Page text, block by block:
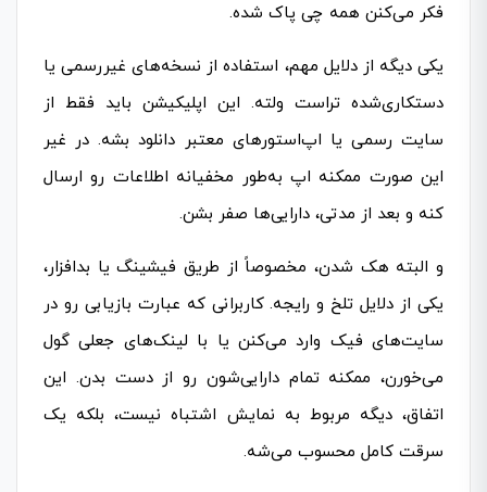
فکر می‌کنن همه چی پاک شده.
یکی دیگه از دلایل مهم، استفاده از نسخه‌های غیررسمی یا
دستکاری‌شده تراست ولته. این اپلیکیشن باید فقط از
سایت رسمی یا اپ‌استورهای معتبر دانلود بشه. در غیر
این صورت ممکنه اپ به‌طور مخفیانه اطلاعات رو ارسال
کنه و بعد از مدتی، دارایی‌ها صفر بشن.
و البته هک شدن، مخصوصاً از طریق فیشینگ یا بدافزار،
یکی از دلایل تلخ و رایجه. کاربرانی که عبارت بازیابی رو در
سایت‌های فیک وارد می‌کنن یا با لینک‌های جعلی گول
می‌خورن، ممکنه تمام دارایی‌شون رو از دست بدن. این
اتفاق، دیگه مربوط به نمایش اشتباه نیست، بلکه یک
سرقت کامل محسوب می‌شه.